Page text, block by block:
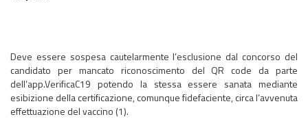
Deve essere sospesa cautelarmente l’esclusione dal concorso del
candidato per mancato riconoscimento del QR code da parte
dell’app.VerificaC19 potendo la stessa essere sanata mediante
esibizione della certificazione, comunque fidefaciente, circa l’avvenuta
effettuazione del vaccino (1).